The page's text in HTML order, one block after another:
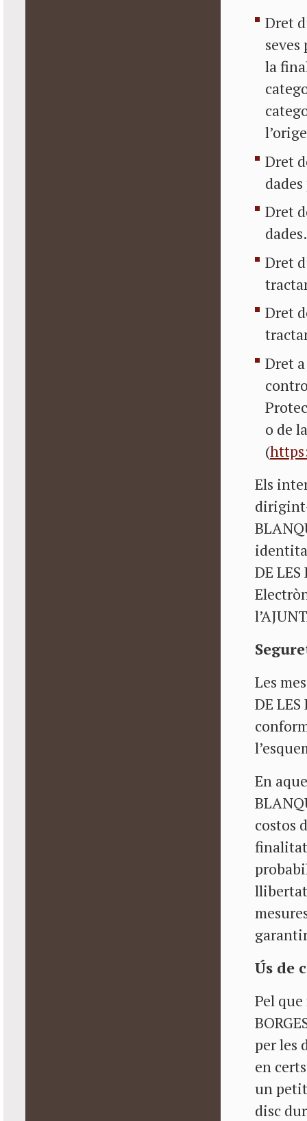
Dret
la
Dret
Dret
dades.
Dret
Dret
Dret
o de
(
Els
dirigint-
DE
Les
DE
En
costos
Ús de
Pel que
per les
en
un
disc